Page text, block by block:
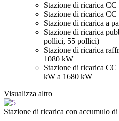
Stazione di ricarica
Stazione di ricarica
Stazione di ricarica a
Stazione di ricarica
pollici, 55 pollici)
Stazione di ricarica
1080 kW
Stazione di ricarica
kW a 1680 kW
Visualizza altro
Stazione di ricarica con accumulo di